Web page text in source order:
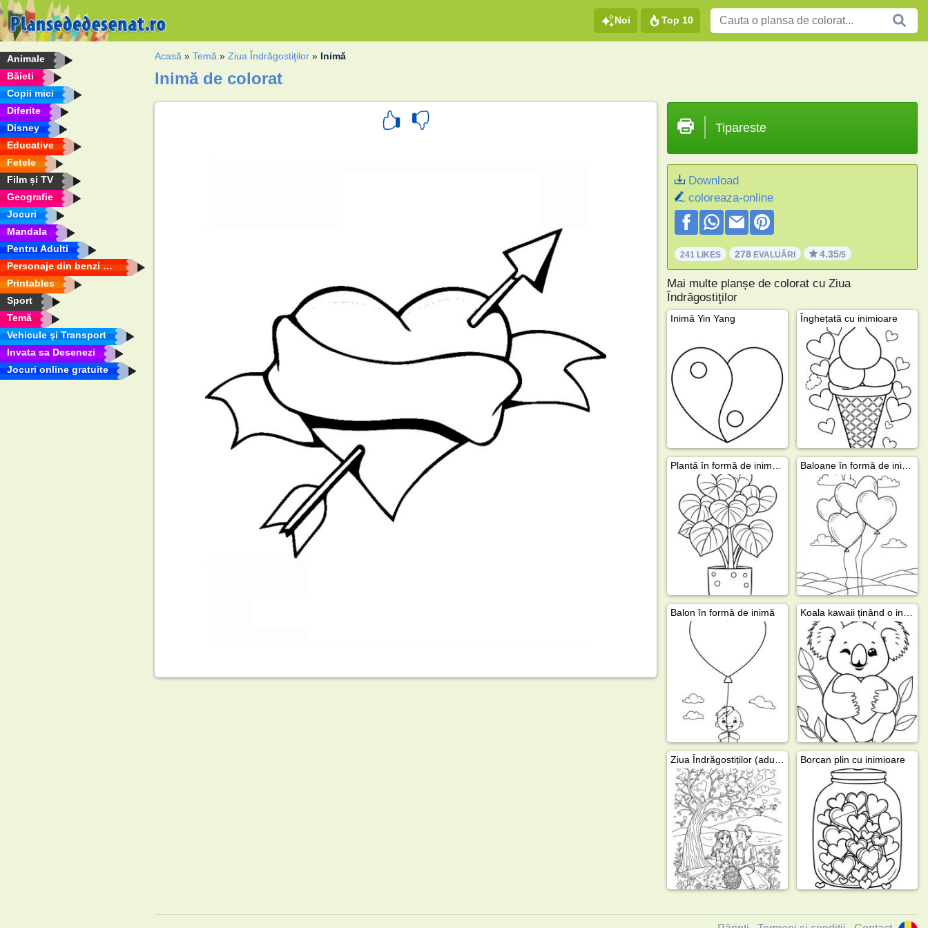
Noi Top 10
Animale
Băieti
Copii mici
Diferite
Disney
Educative
Fetele
Film și TV
Geografie
Jocuri
Mandala
Pentru Adulti
Personaje din benzi desenate
Printables
Sport
Temă
Vehicule şi Transport
Invata sa Desenezi
Jocuri online gratuite
Acasă »Temă »Ziua Îndrăgostiţilor » Inimă
Inimă de colorat
Tipareste
Download
coloreaza-online
241 LIKES 278EVALUĂRI 4.35/5
Mai multe planșe de colorat cu Ziua
Îndrăgostiţilor
Inimă Yin Yang Înghețată cu inimioare
Baloane în formă de inimă în aer
Balon în formă de inimă
Borcan plin cu inimioare